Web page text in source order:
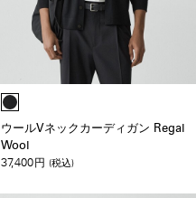
ウールVネックカーディガン Regal
Wool
37,400円 (税込)